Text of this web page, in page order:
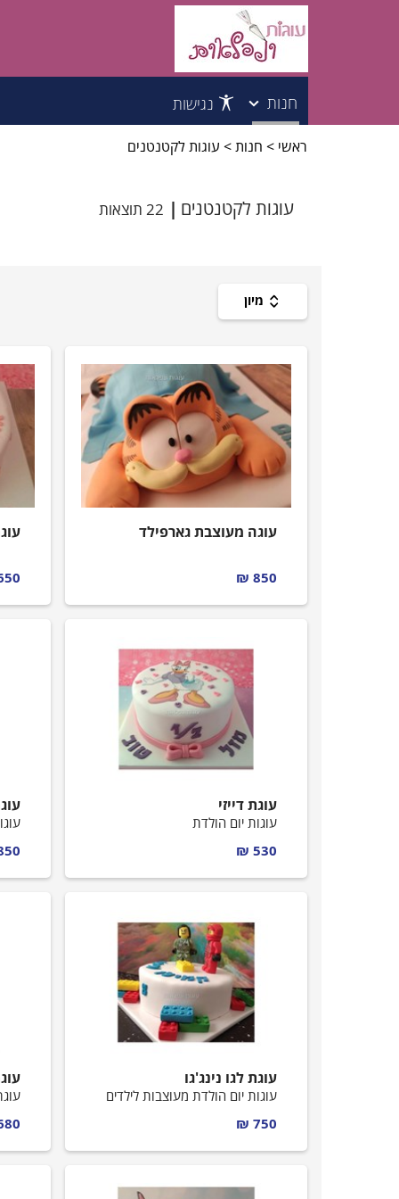
חנות
עוגות לילדים
עוגות למבוגרים
עוגות לבנות
עוגות בת מצווה
עוגות חתונה
עוגות מתנה
עוגות מספרים
ראשי > חנות > עוגות לקטנטנים
עוגות לקטנטנים 22 תוצאות
עוגה מעוצבת גארפילד
850 ₪
₪
עוגת דייזי
עוגות יום הולדת
530 ₪
₪
עוגת לגו נינג'גו
עוגות יום הולדת מעוצבות לילדים
750 ₪
₪